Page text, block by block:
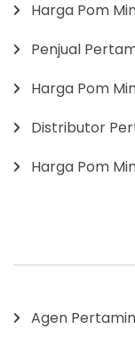
Harga Pom
Penjual
Harga Pom
Distributor
Harga Pom
Agen